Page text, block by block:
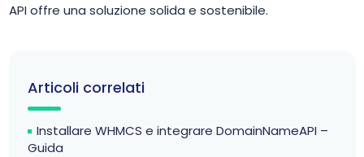
API offre una soluzione solida e sostenibile.
Articoli correlati
Installare WHMCS e integrare DomainNameAPI –
Guida